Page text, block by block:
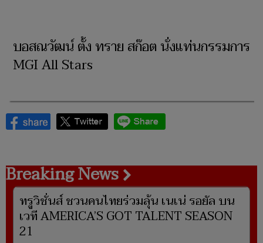
บอสณวัฒน์ ตั้ง ทราย สก๊อต นั่งแท่นกรรมการ
MGI All Stars
Breaking News
ทรูวิชั่นส์ ชวนคนไทยร่วมลุ้น เนเน่ รอยัล บน
เวที AMERICA’S GOT TALENT SEASON
21